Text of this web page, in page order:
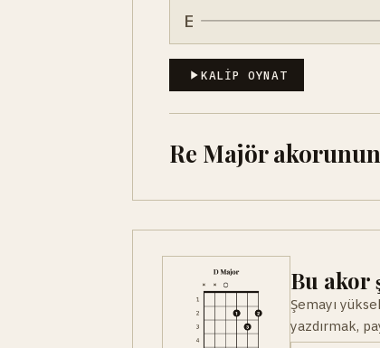
E
KALIP OYNAT
Re Majör
Bu akor
Şemayı
yazdırmak,